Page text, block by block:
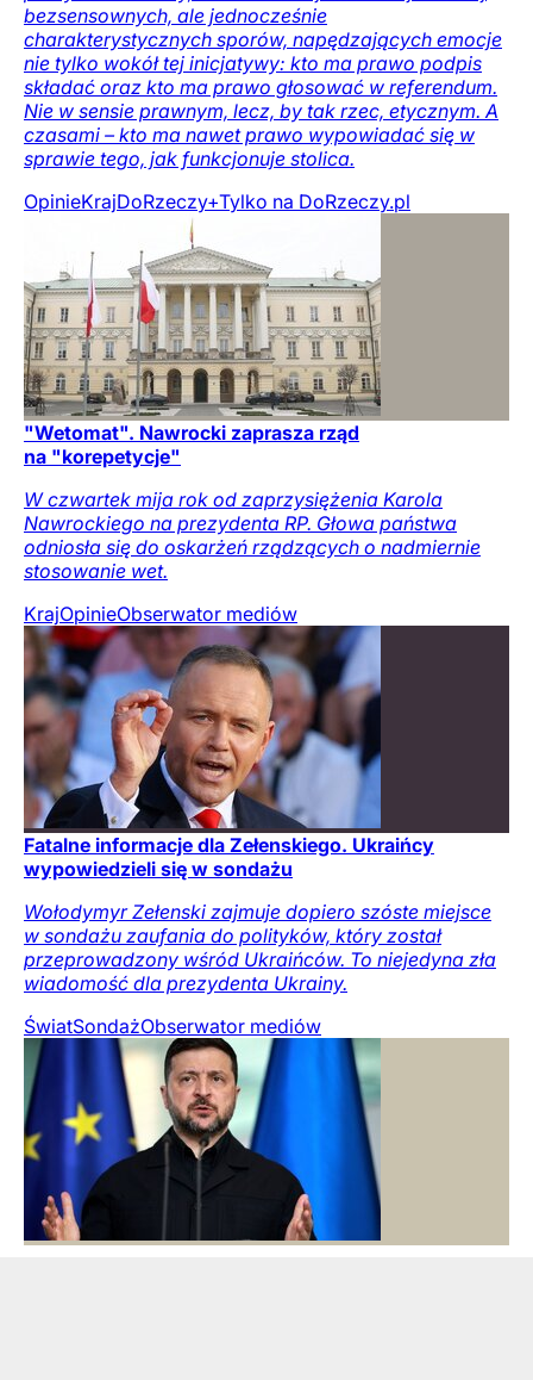
bezsensownych, ale jednocześnie
charakterystycznych sporów, napędzających emocje
nie tylko wokół tej inicjatywy: kto ma prawo podpis
składać oraz kto ma prawo głosować w referendum.
Nie w sensie prawnym, lecz, by tak rzec, etycznym. A
czasami – kto ma nawet prawo wypowiadać się w
sprawie tego, jak funkcjonuje stolica.
OpinieKrajDoRzeczy+Tylko na DoRzeczy.pl
"Wetomat". Nawrocki zaprasza rząd
na "korepetycje"
W czwartek mija rok od zaprzysiężenia Karola
Nawrockiego na prezydenta RP. Głowa państwa
odniosła się do oskarżeń rządzących o nadmiernie
stosowanie wet.
KrajOpinieObserwator mediów
Fatalne informacje dla Zełenskiego. Ukraińcy
wypowiedzieli się w sondażu
Wołodymyr Zełenski zajmuje dopiero szóste miejsce
w sondażu zaufania do polityków, który został
przeprowadzony wśród Ukraińców. To niejedyna zła
wiadomość dla prezydenta Ukrainy.
ŚwiatSondażObserwator mediów